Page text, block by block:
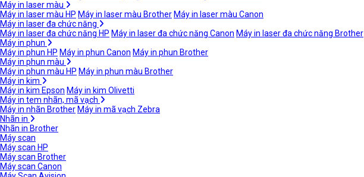
Máy in laser màu
Máy in laser màu HP Máy in laser màu Brother Máy in laser màu Canon
Máy in laser đa chức năng
Máy in laser đa chức năng HP Máy in laser đa chức năng Canon Máy in laser đa chức năng Brother
Máy in phun
Máy in phun HP Máy in phun Canon Máy in phun Brother
Máy in phun màu
Máy in phun màu HP Máy in phun màu Brother
Máy in kim
Máy in kim Epson Máy in kim Olivetti
Máy in tem nhãn, mã vạch
Máy in nhãn Brother Máy in mã vạch Zebra
Nhãn in
Nhãn in Brother
Máy scan
Máy scan HP
Máy scan Brother
Máy scan Canon